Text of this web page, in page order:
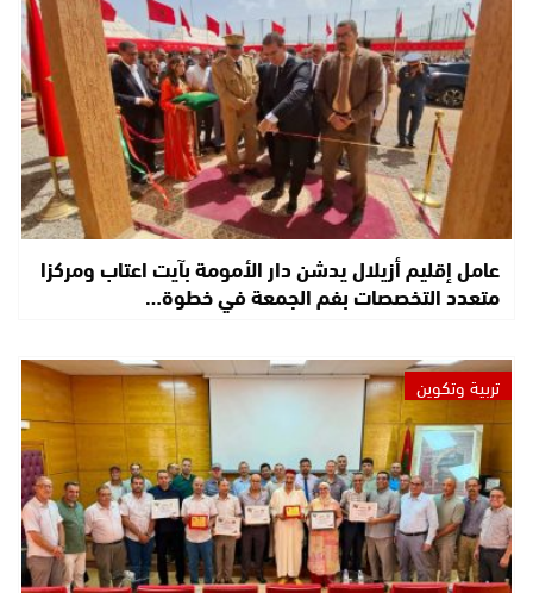
عامل إقليم أزيلال يدشن دار الأمومة بآيت اعتاب ومركزا
متعدد التخصصات بفم الجمعة في خطوة…
تربية وتكوين